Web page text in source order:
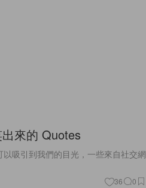
來的 Quotes
吸引到我們的目光，一些來自社交網
36 0